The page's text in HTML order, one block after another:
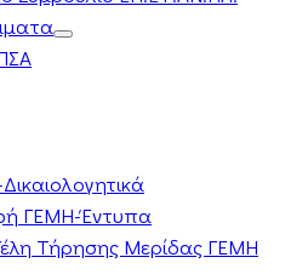
ΓΕΜΗ-Έντυπα
Τήρησης Μερίδας ΓΕΜΗ